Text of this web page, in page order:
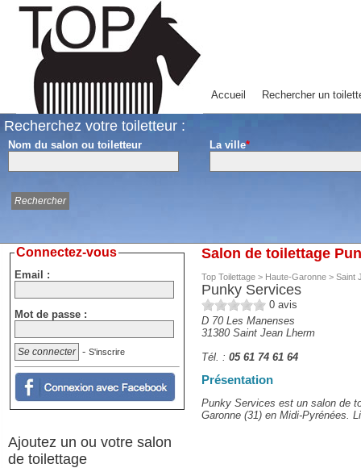
Accueil Rechercher un
Recherchez votre toiletteur :
Nom du salon ou toiletteur La ville*
Salon de toilettage
Top Toilettage > Haute-Garonne > Saint
Punky Services
0 avis
D 70 Les Manenses
31380 Saint Jean Lherm
Tél. : 05 61 74 61 64
Présentation
Punky Services est un salon de
Garonne (31) en Midi-Pyrénées.
Connectez-vous
Email :
Mot de passe :
- S'inscrire
Ajoutez un ou votre salon
de toilettage